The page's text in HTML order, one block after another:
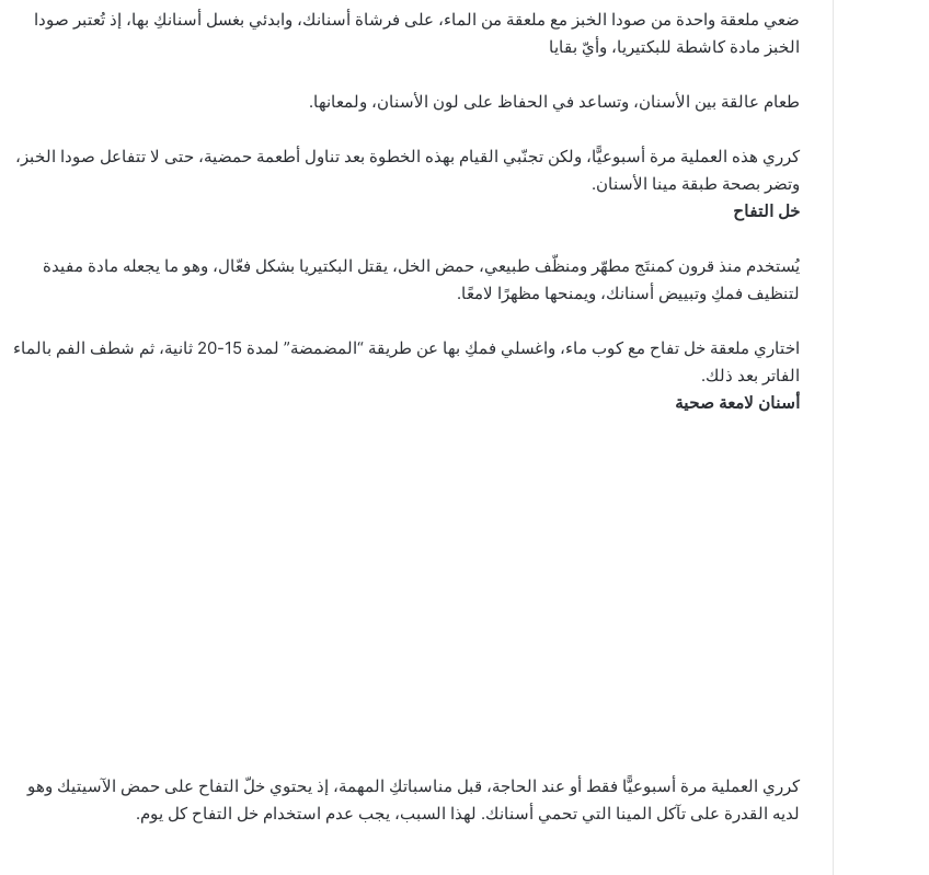
ضعي ملعقة واحدة من صودا الخبز مع ملعقة من الماء، على فرشاة أسنانك، وابدئي بغسل أسنانكِ بها، إذ تُعتبر صودا
الخبز مادة كاشطة للبكتيريا، وأيّ بقايا
طعام عالقة بين الأسنان، وتساعد في الحفاظ على لون الأسنان، ولمعانها.
كرري هذه العملية مرة أسبوعيًّا، ولكن تجنّبي القيام بهذه الخطوة بعد تناول أطعمة حمضية، حتى لا تتفاعل صودا الخبز،
وتضر بصحة طبقة مينا الأسنان.
خل التفاح
يُستخدم منذ قرون كمنتَج مطهّر ومنظّف طبيعي، حمض الخل، يقتل البكتيريا بشكل فعّال، وهو ما يجعله مادة مفيدة
لتنظيف فمكِ وتبييض أسنانك، ويمنحها مظهرًا لامعًا.
اختاري ملعقة خل تفاح مع كوب ماء، واغسلي فمكِ بها عن طريقة “المضمضة” لمدة 15-20 ثانية، ثم شطف الفم بالماء
الفاتر بعد ذلك.
أسنان لامعة صحية
كرري العملية مرة أسبوعيًّا فقط أو عند الحاجة، قبل مناسباتكِ المهمة، إذ يحتوي خلّ التفاح على حمض الآسيتيك وهو
لديه القدرة على تآكل المينا التي تحمي أسنانك. لهذا السبب، يجب عدم استخدام خل التفاح كل يوم.